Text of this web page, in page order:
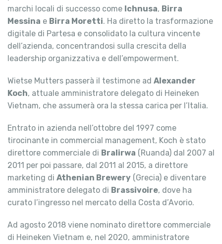
marchi locali di successo come Ichnusa, Birra
Messina e Birra Moretti. Ha diretto la trasformazione
digitale di Partesa e consolidato la cultura vincente
dell’azienda, concentrandosi sulla crescita della
leadership organizzativa e dell’empowerment.
Wietse Mutters passerà il testimone ad Alexander
Koch, attuale amministratore delegato di Heineken
Vietnam, che assumerà ora la stessa carica per l’Italia.
Entrato in azienda nell’ottobre del 1997 come
tirocinante in commercial management, Koch è stato
direttore commerciale di Bralirwa (Ruanda) dal 2007 al
2011 per poi passare, dal 2011 al 2015, a direttore
marketing di Athenian Brewery (Grecia) e diventare
amministratore delegato di Brassivoire, dove ha
curato l’ingresso nel mercato della Costa d’Avorio.
Ad agosto 2018 viene nominato direttore commerciale
di Heineken Vietnam e, nel 2020, amministratore